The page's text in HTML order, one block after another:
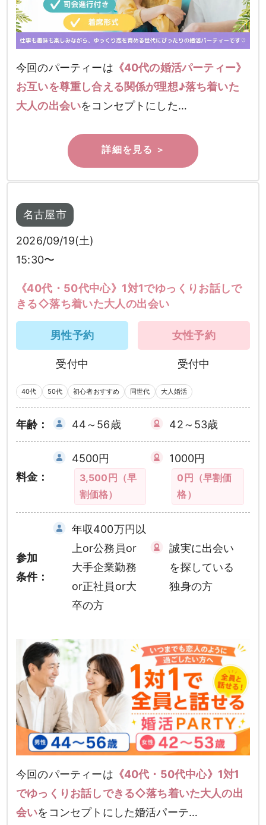
今回のパーティーは 《40代の婚活パーティー》
お互いを尊重し合える関係が理想♪落ち着いた
大人の出会いをコンセプトにした…
名古屋市
2026/09/19(土)
15:30〜
《40代・50代中心》1対1でゆっくりお話しで
きる◇落ち着いた大人の出会い
男性予約
受付中
女性予約
受付中
40代 50代 初心者おすすめ 同世代 大人婚活
年齢： 44～56歳 42～53歳
料金：
4500円
3,500円（早
割価格）
1000円
0円（早割価
格）
参加
条件：
年収400万円以
上or公務員or
大手企業勤務
or正社員or大
卒の方
誠実に出会い
を探している
独身の方
今回のパーティーは 《40代・50代中心》1対1
でゆっくりお話しできる◇落ち着いた大人の出
会いをコンセプトにした婚活パーテ…
男性 女性
検索